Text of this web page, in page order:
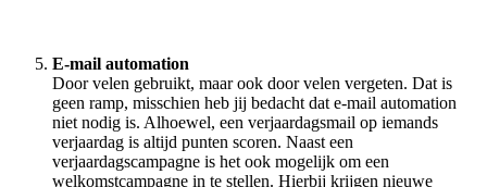
E-mail automation
Door velen gebruikt, maar ook door velen vergeten. Dat is
geen ramp, misschien heb jij bedacht dat e-mail automation
niet nodig is. Alhoewel, een verjaardagsmail op iemands
verjaardag is altijd punten scoren. Naast een
verjaardagscampagne is het ook mogelijk om een
welkomstcampagne in te stellen. Hierbij krijgen nieuwe